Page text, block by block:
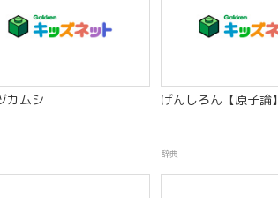
カムシ げんしろん【原子論】
辞典